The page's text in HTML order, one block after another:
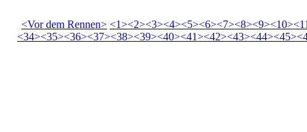
<Vor dem Rennen> <1><2><3><4><5><6><7><8><9><10>
<34><35><36><37><38><39><40><41><42><43><44><45>